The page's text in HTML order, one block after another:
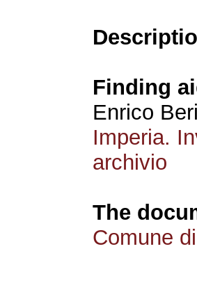
Finding
Enrico
Imperia.
archivio
The
Comune